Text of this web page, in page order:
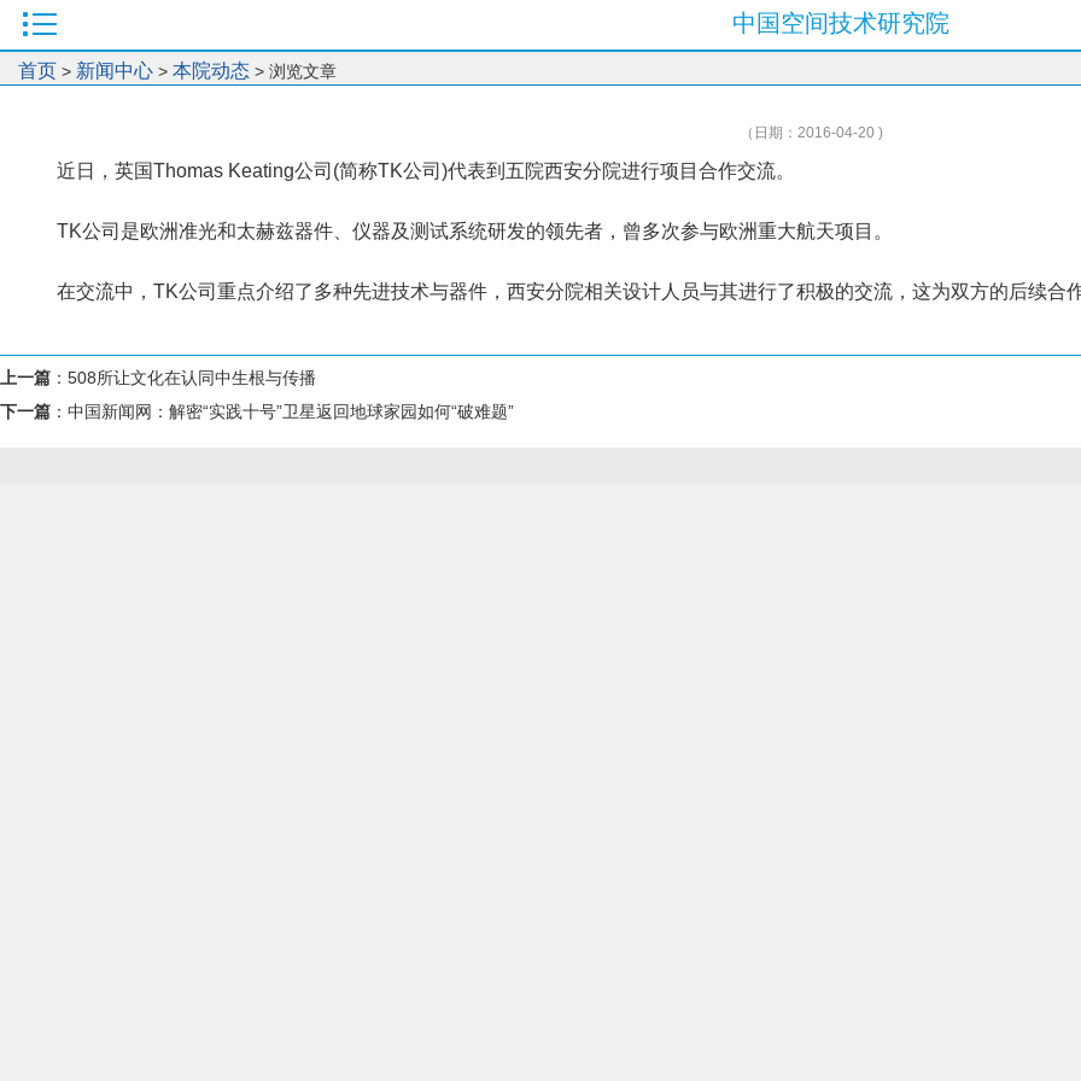
中国空间技术研究院
首页 > 新闻中心 > 本院动态 > 浏览文章
（日期：2016-04-20 )
近日，英国Thomas Keating公司(简称TK公司)代表到五院西安分院进行项目合作交流。
TK公司是欧洲准光和太赫兹器件、仪器及测试系统研发的领先者，曾多次参与欧洲重大航天项目。
在交流中，TK公司重点介绍了多种先进技术与器件，西安分院相关设计人员与其进行了积极的交流，这为双方的后续合
上一篇 ： 508所让文化在认同中生根与传播
下一篇 ： 中国新闻网：解密“实践十号”卫星返回地球家园如何“破难题”